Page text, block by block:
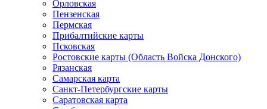
Орловская
Пензенская
Пермская
Прибалтийские карты
Псковская
Ростовские карты (Область Войска Донского)
Рязанская
Самарская карта
Санкт-Петербургские карты
Саратовская карта